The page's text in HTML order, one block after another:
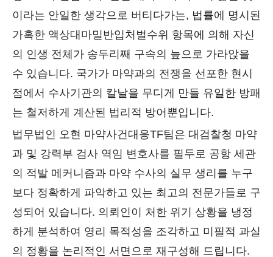
이라는 안일한 생각으로 버티다가는, 법률에 명시된
가혹한 액상대마밀반입처벌수위 항목에 의해 자신
의 인생 전체가 송두리째 구속의 늪으로 가라앉을
수 있습니다. 국가가 마약과의 전쟁을 선포한 현시
점에서 수사기관의 칼날을 무디게 만들 유일한 방패
는 철저하게 계산된 법리적 방어뿐입니다.
법무법인 오현 마약사건대응TF팀은 대검찰청 마약
과 및 강력부 검사 역임 변호사를 필두로 공항 세관
의 적발 메커니즘과 마약 수사의 실무 생리를 누구
보다 정확하게 파악하고 있는 최고의 전문가들로 구
성되어 있습니다. 의뢰인이 처한 위기 상황을 냉정
하게 분석하여 영리 목적성을 조각하고 미필적 과실
의 정황을 논리적인 서면으로 재구성해 드립니다.